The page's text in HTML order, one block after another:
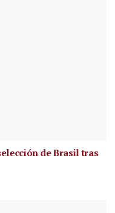
de Brasil tras